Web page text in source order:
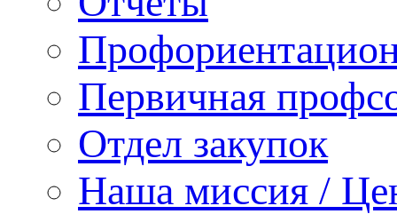
Первичная
Отдел закупок
Наша миссия /